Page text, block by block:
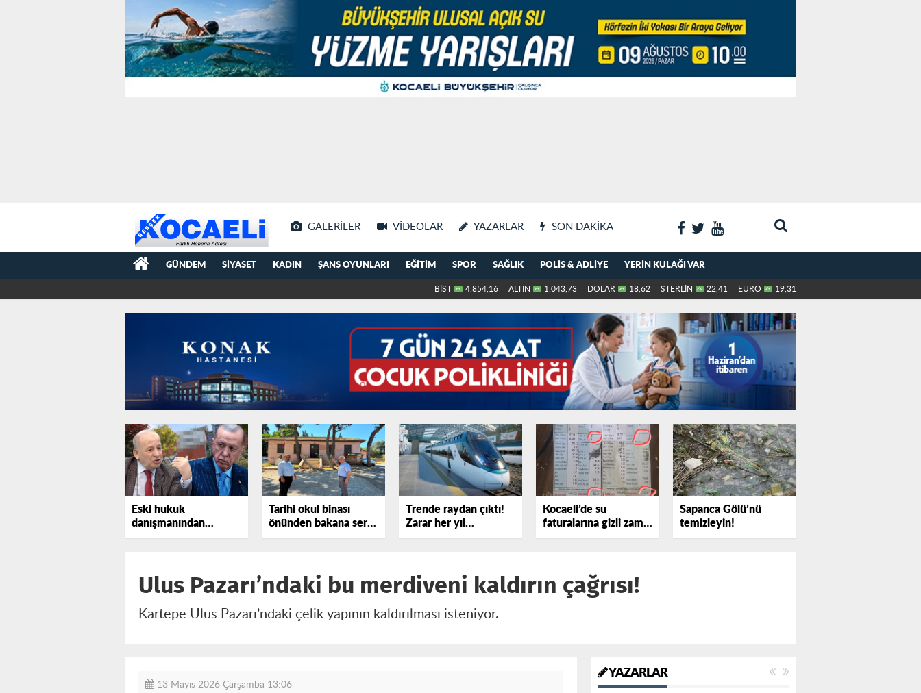
GALERILER VIDEOLAR YAZARLAR SON DAKIKA
GÜNDEM SIYASET KADIN ŞANS OYUNLARI EĞITIM SPOR SAĞLIK POLIS & ADLIYE YERIN KULAĞI VAR
BİST 4.854,16 ALTIN 1.043,73 DOLAR 18,62 STERLİN 22,41 EURO 19,31
Eski hukuk
danışmanından
Erdoğan'a bir uyarı
Tarihi okul binası
önünden bakana sert
tepki gösterdi!
Trende raydan çıktı!
Zarar her yıl
katlanıyor
Kocaeli’de su
faturalarına gizli zam
iddiası
Sapanca Gölü’nü
temizleyin!
Ulus Pazarı’ndaki bu merdiveni kaldırın çağrısı!
Kartepe Ulus Pazarı’ndaki çelik yapının kaldırılması isteniyor.
13 Mayıs 2026 Çarşamba 13:06
YAZARLAR